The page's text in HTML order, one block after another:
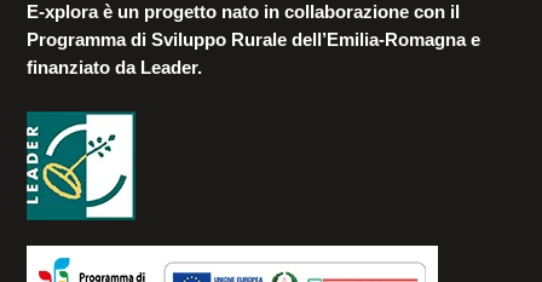
E-xplora è un progetto nato in collaborazione con il
Programma di Sviluppo Rurale dell’Emilia-Romagna e
finanziato da Leader.